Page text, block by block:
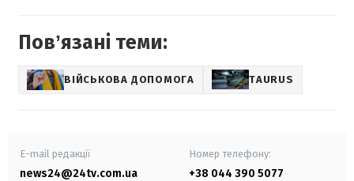
Повʼязані теми:
ВІЙСЬКОВА ДОПОМОГА TAURUS
E-mail редакції
news24@24tv.com.ua
Номер телефону:
+38 044 390 5077